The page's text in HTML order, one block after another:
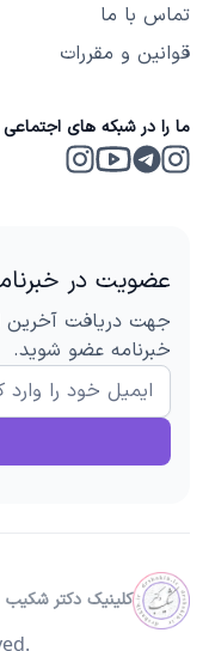
تماس با ما
قوانین و مقررات
ما را در شبکه های اجتماعی
عضویت در
جهت دریافت آخرین
خبرنامه عضو شوید.
کلینیک دکتر شکیب